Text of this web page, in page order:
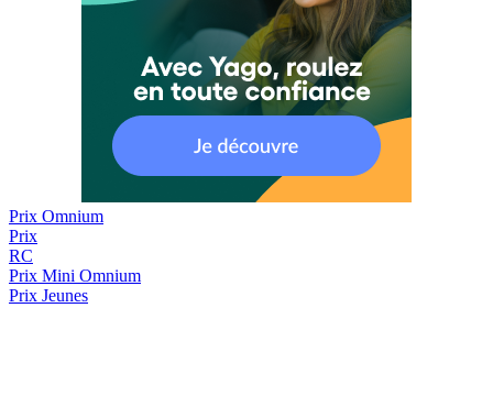
Prix Omnium
Prix
RC
Prix Mini Omnium
Prix Jeunes